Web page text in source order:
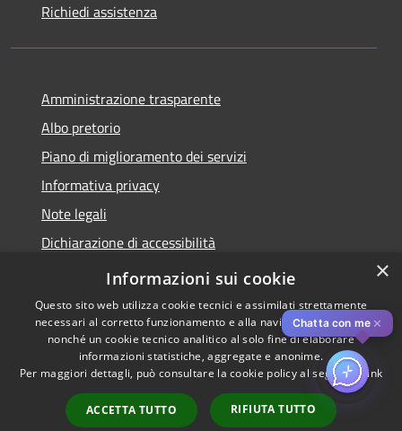
Richiedi assistenza
Amministrazione trasparente
Albo pretorio
Piano di miglioramento dei servizi
Informativa privacy
Note legali
Dichiarazione di accessibilità
Obiettivi di accessibilità per l'anno 2025
Accessibilità
Copyright © 2026 • Comune di
Rozzano • Powered by
Municipium•
Accesso
Chatta con me ✕
×
Informazioni sui cookie
Questo sito web utilizza cookie tecnici e assimilati strettamente
necessari al corretto funzionamento e alla navigazione del sito,
nonché un cookie tecnico analitico al solo fine di elaborare
informazioni statistiche, aggregate e anonime.
Per maggiori dettagli, può consultare la cookie policy al seguente link
ACCETTA TUTTO RIFIUTA TUTTO